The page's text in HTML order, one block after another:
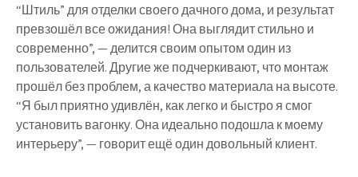
“Штиль” для отделки своего дачного дома, и результат
превзошёл все ожидания! Она выглядит стильно и
современно”, — делится своим опытом один из
пользователей. Другие же подчеркивают, что монтаж
прошёл без проблем, а качество материала на высоте.
“Я был приятно удивлён, как легко и быстро я смог
установить вагонку. Она идеально подошла к моему
интерьеру”, — говорит ещё один довольный клиент.